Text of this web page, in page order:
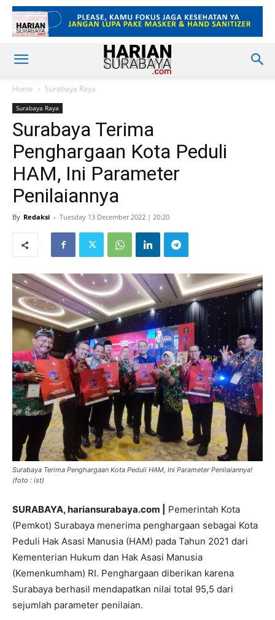
Home Surabaya Raya
Surabaya Raya
Surabaya Terima
Penghargaan Kota Peduli
HAM, Ini Parameter
Penilaiannya
By Redaksi - Tuesday 13 December 2022 | 20:20
Surabaya Terima Penghargaan Kota Peduli HAM, Ini Parameter Penilaiannya!
(foto : ist)
SURABAYA, hariansurabaya.com |
Pemerintah Kota
(Pemkot) Surabaya menerima penghargaan sebagai Kota
Peduli Hak Asasi Manusia (HAM) pada Tahun 2021 dari
Kementerian Hukum dan Hak Asasi Manusia
(Kemenkumham) RI. Penghargaan diberikan karena
Surabaya berhasil mendapatkan nilai total 95,5 dari
sejumlah parameter penilaian.